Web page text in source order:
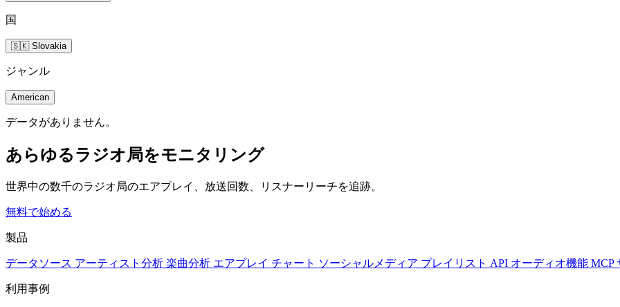
国
🇸🇰 Slovakia
ジャンル
American
データがありません。
あらゆるラジオ局をモニタリング
世界中の数千のラジオ局のエアプレイ、放送回数、リスナーリーチを追跡。
無料で始める
製品
データソース アーティスト分析 楽曲分析 エアプレイ チャート ソーシャルメディア プレイリスト API オーディオ機能 MCP
利用事例